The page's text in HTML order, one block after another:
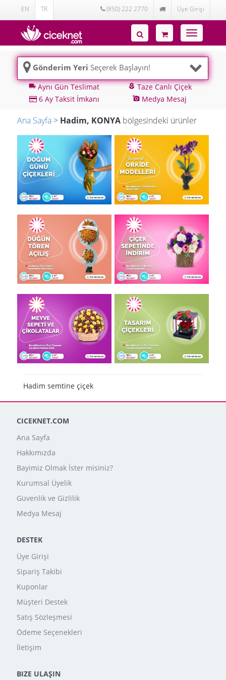
EN TR (850) 222 2770 Üye Girişi
Toggle
navigation
Gönderim Yeri Seçerek Başlayın!
local_shippingAynı Gün Teslimat local_floristTaze Canlı Çiçek
6 Ay Taksit İmkanı
add_a_photo Medya Mesaj
Ana Sayfa > Hadim, KONYA bölgesindeki ürünler
Hadim semtine çiçek
CICEKNET.COM
Ana Sayfa
Hakkımızda
Bayimiz Olmak İster misiniz?
Kurumsal Üyelik
Güvenlik ve Gizlilik
Medya Mesaj
DESTEK
Üye Girişi
Sipariş Takibi
Kuponlar
Müşteri Destek
Satış Sözleşmesi
Ödeme Seçenekleri
İletişim
BIZE ULAŞIN